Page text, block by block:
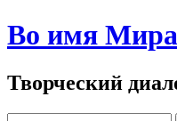
Во имя
Творческий